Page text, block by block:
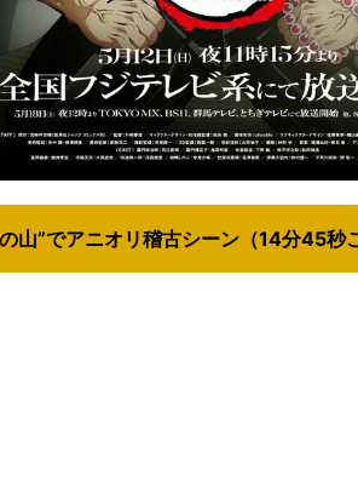
山”でアニオリ稽古シーン（14分45秒